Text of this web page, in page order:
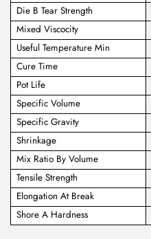
Die B Tear Strength
Mixed Viscocity
Useful Temperature Min
Cure Time
Pot Life
Specific Volume
Specific Gravity
Shrinkage
Mix Ratio By Volume
Tensile Strength
Elongation At Break
Shore A Hardness